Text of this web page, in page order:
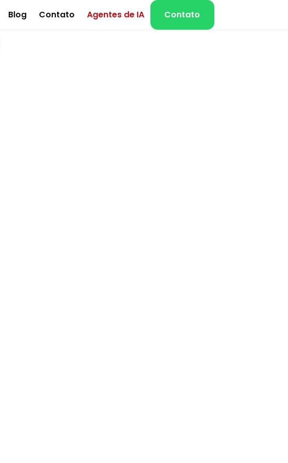
Blog Contato Agentes de IA Contato